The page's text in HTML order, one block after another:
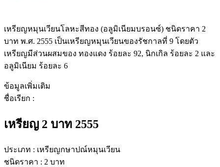
เหรียญหมุนเวียนโลหะสีทอง (อลูมิเนียมบรอนซ์) ชนิดราคา 2
บาท พ.ศ. 2555 เป็นเหรียญหมุนเวียนของรัชกาลที่ 9 โดยตัว
เหรียญมีส่วนผสมของ ทองแดง ร้อยละ 92, นิกเกิล ร้อยละ 2 และ
อลูมิเนียม ร้อยละ 6
ข้อมูลเพิ่มเติม
ชื่อเรียก :
เหรียญ 2 บาท 2555
ประเภท : เหรียญกษาปณ์หมุนเวียน
ชนิดราคา : 2 บาท